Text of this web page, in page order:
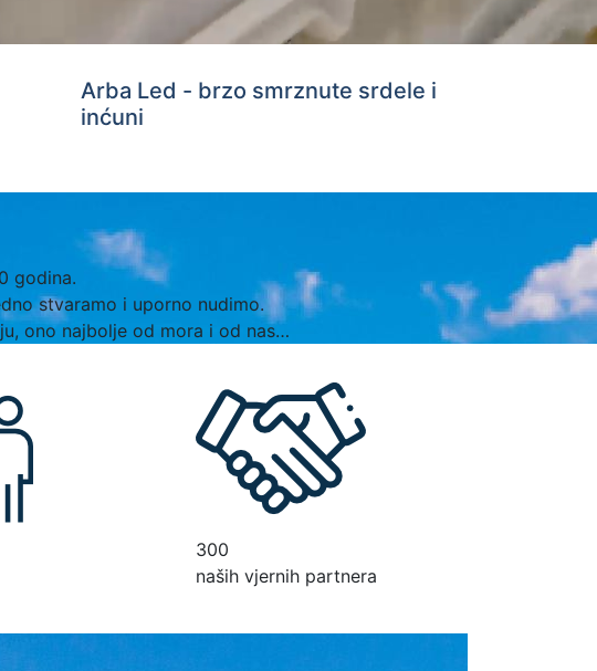
Arba Led - brzo smrznute srdele i
inćuni
godina.
stvaramo i uporno nudimo.
ono najbolje od mora i od nas…
300
naših vjernih partnera